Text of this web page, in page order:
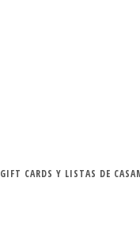
GIFT CARDS Y LISTAS DE